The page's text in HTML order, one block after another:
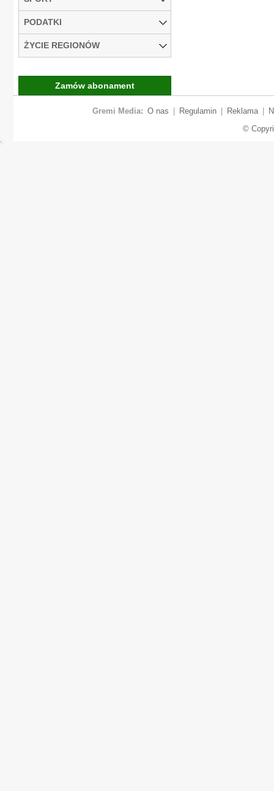
PODATKI
ŻYCIE REGIONÓW
Zamów abonament
Gremi Media: O nas Regulamin Reklama
©